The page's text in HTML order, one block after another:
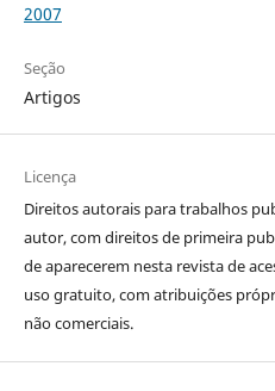
2007
Seção
Artigos
Licença
Direitos autorais para trabalhos
autor, com direitos de primeira
de aparecerem nesta revista de
uso gratuito, com atribuições
não comerciais.